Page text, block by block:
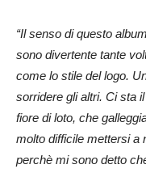
“Il senso di questo
sono divertente tante
come lo stile del logo.
sorridere gli altri. Ci sta
fiore di loto, che
molto difficile mettersi a
perchè mi sono detto